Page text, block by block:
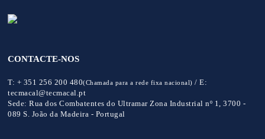
CONTACTE-NOS
T: + 351 256 200 480(Chamada para a rede fixa nacional) /E:
tecmacal@tecmacal.pt
Sede: Rua dos Combatentes do Ultramar Zona Industrial nº 1, 3700 -
089 S. João da Madeira - Portugal